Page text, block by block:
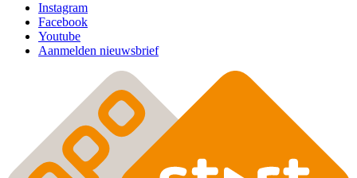
Instagram
Facebook
Youtube
Aanmelden nieuwsbrief